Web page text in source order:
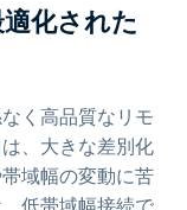
化された
く高品質なリモ
、大きな差別化
域幅の変動に苦